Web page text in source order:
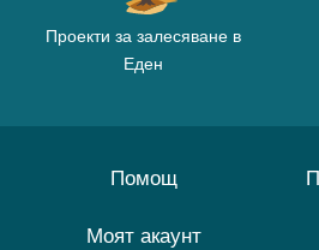
Проекти за залесяване в
Еден
Помощ
Моят акаунт